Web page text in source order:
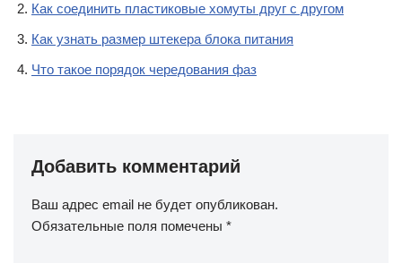
Как соединить пластиковые хомуты друг с другом
Как узнать размер штекера блока питания
Что такое порядок чередования фаз
Добавить комментарий
Ваш адрес email не будет опубликован.
Обязательные поля помечены *